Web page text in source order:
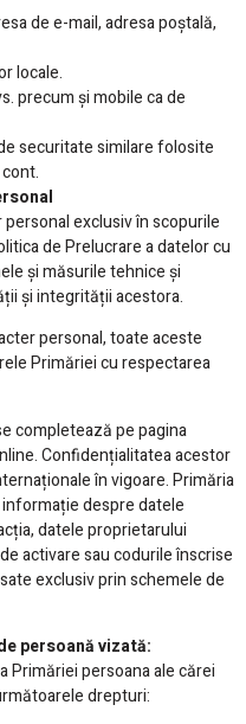
de e-mail, adresa poștală,
locale.
precum și mobile ca de
securitate similare folosite
exclusiv în scopurile
de Prelucrare a datelor cu
și măsurile tehnice și
și integrității acestora.
personal, toate aceste
Primăriei cu respectarea
completează pe pagina
Confidențialitatea acestor
în vigoare. Primăria
despre datele
datele proprietarului
activare sau codurile înscrise
exclusiv prin schemele de
persoană vizată:
Primăriei persoana ale cărei
drepturi: